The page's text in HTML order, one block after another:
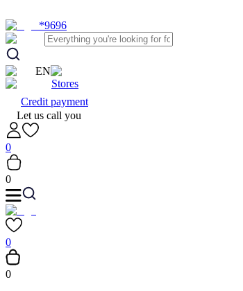
*9696
EN
Stores
Credit payment
Let us call you
0
0
0
0